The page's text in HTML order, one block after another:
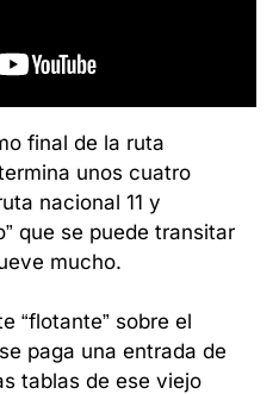
final de la ruta
unos cuatro
nacional 11 y
que se puede transitar
mucho.
“flotante” sobre el
paga una entrada de
tablas de ese viejo